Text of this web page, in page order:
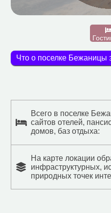
Что о поселке Бежаницы
Всего в поселке
сайтов отелей,
домов, баз отдыха:
На карте локации
инфраструктурных,
природных точек